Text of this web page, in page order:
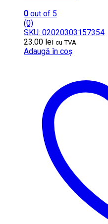
0 out of 5
(0)
SKU: 02020303157354
23.00 lei cu TVA
Adaugă în coș